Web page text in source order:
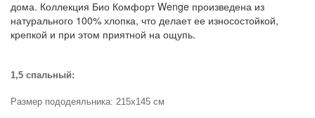
дома. Коллекция Био Комфорт Wenge произведена из
натурального 100% хлопка, что делает ее износостойкой,
крепкой и при этом приятной на ощупь.
1,5 спальный:
Размер пододеяльника: 215х145 см